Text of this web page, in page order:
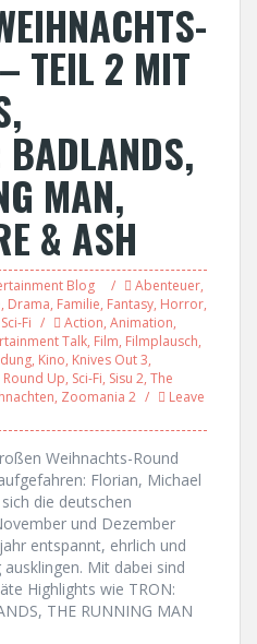
TEIL 2 MIT
MAN,
& ASH
Blog Abenteuer,
, Drama, Familie, Fantasy, Horror,
Sci-Fi Action, Animation,
Talk, Film, Filmplausch,
, Kino, Knives Out 3,
Round Up, Sci-Fi, Sisu 2, The
, Zoomania 2
Leave
Weihnachts-Round
Florian, Michael
die deutschen
und Dezember
entspannt, ehrlich und
Mit dabei sind
Highlights wie TRON:
THE RUNNING MAN